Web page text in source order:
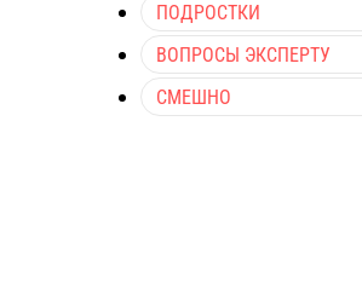
ПОДРОСТКИ
ВОПРОСЫ ЭКСПЕРТУ
СМЕШНО